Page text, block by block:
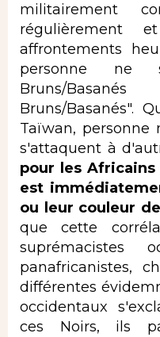
militairement
régulièrement
affrontements
personne ne
Bruns/
Bruns/Basanés".
Taïwan, personne
s'attaquent à
pour les
est
ou leur couleur
que cette
suprémacistes
panafricanistes,
différentes
occidentaux
ces Noirs, ils